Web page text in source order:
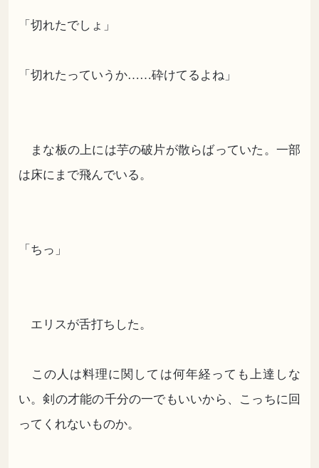
「切れたでしょ」
「切れたっていうか……砕けてるよね」
まな板の上には芋の破片が散らばっていた。一部
は床にまで飛んでいる。
「ちっ」
エリスが舌打ちした。
この人は料理に関しては何年経っても上達しな
い。剣の才能の千分の一でもいいから、こっちに回
ってくれないものか。